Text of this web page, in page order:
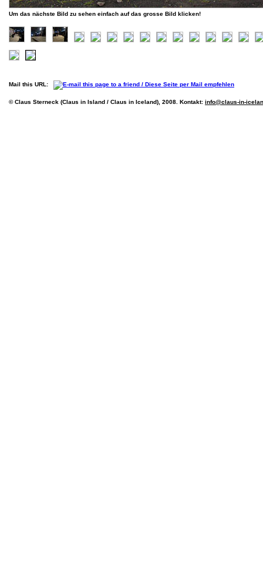
Um das nächste Bild zu sehen einfach auf das grosse Bild klicken!
Mail this URL:
© Claus Sterneck (Claus in Island / Claus in Iceland), 2008. Kontakt: info@claus-in-